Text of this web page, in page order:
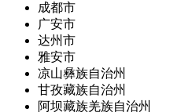
成都市
广安市
达州市
雅安市
凉山彝族自治州
甘孜藏族自治州
阿坝藏族羌族自治州